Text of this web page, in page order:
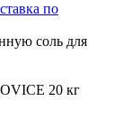
по
соль для
20 кг